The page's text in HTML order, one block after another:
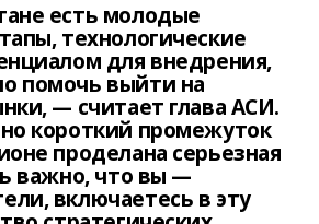
есть молодые
технологические
для внедрения,
помочь выйти на
— считает глава АСИ.
короткий промежуток
проделана серьезная
важно, что вы —
включаетесь в эту